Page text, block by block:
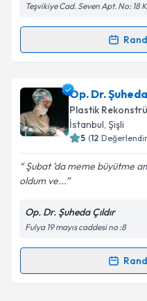
Takvim
Teşvikiye Cad. Seven Apt. No: 18
Randevu Takvimi
Op. Dr. Tahir
talebi oluşturun. Size
için bir takvim
bilgilendireceğiz.
E-posta Adresiniz
Kişisel verilerimin
Metni'ni okudum
kapsamda
Op. Dr. Şuheda
Plastik
İstanbul, Şişli
5 (12
Şubat ’da meme büyütme
oldum ve...
Op. Dr. Şuheda Çıldır
Fulya 19 mayıs caddesi no :8
Randevu Takvimi